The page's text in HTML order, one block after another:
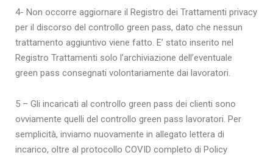
4- Non occorre aggiornare il Registro dei Trattamenti privacy
per il discorso del controllo green pass, dato che nessun
trattamento aggiuntivo viene fatto. E’ stato inserito nel
Registro Trattamenti solo l’archiviazione dell’eventuale
green pass consegnati volontariamente dai lavoratori.
5 – Gli incaricati al controllo green pass dei clienti sono
ovviamente quelli del controllo green pass lavoratori. Per
semplicità, inviamo nuovamente in allegato lettera di
incarico, oltre al protocollo COVID completo di Policy